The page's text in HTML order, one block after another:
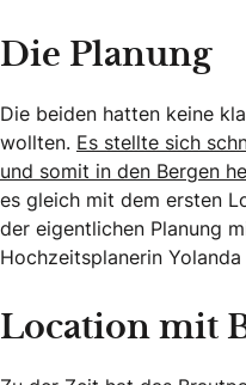
Die Planung
Die beiden hatten keine
wollten. Es stellte sich
und somit in den Bergen
es gleich mit dem ersten
der eigentlichen Planung
Hochzeitsplanerin
Location mit